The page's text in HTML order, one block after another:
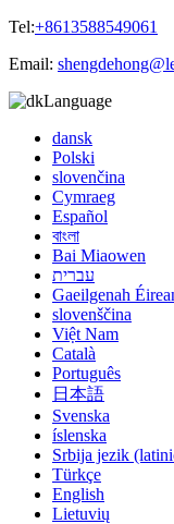
Tel:+8613588549061
Email:
Language
dansk
Polski
slovenčina
Cymraeg
Español
বাংলা
Bai Miaowen
עברית
Gaeilgenah
slovenščina
Việt Nam
Català
Português
日本語
Svenska
íslenska
Srbija jezik
Türkçe
English
Lietuvių